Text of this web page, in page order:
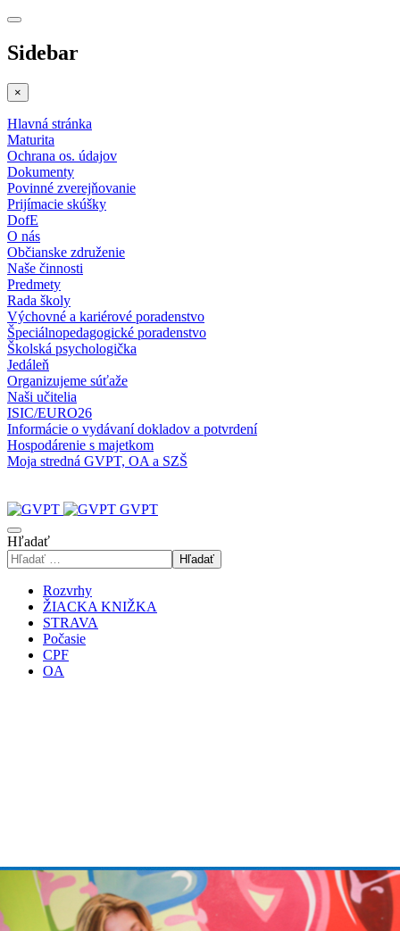
Sidebar
×
Hlavná stránka
Maturita
Ochrana os. údajov
Dokumenty
Povinné zverejňovanie
Prijímacie skúšky
DofE
O nás
Občianske združenie
Naše činnosti
Predmety
Rada školy
Výchovné a kariérové poradenstvo
Špeciálnopedagogické poradenstvo
Školská psychologička
Jedáleň
Organizujeme súťaže
Naši učitelia
ISIC/EURO26
Informácie o vydávaní dokladov a potvrdení
Hospodárenie s majetkom
Moja stredná GVPT, OA a SZŠ
GVPT
Hľadať
Hľadať
Rozvrhy
ŽIACKA KNIŽKA
STRAVA
Počasie
CPF
OA